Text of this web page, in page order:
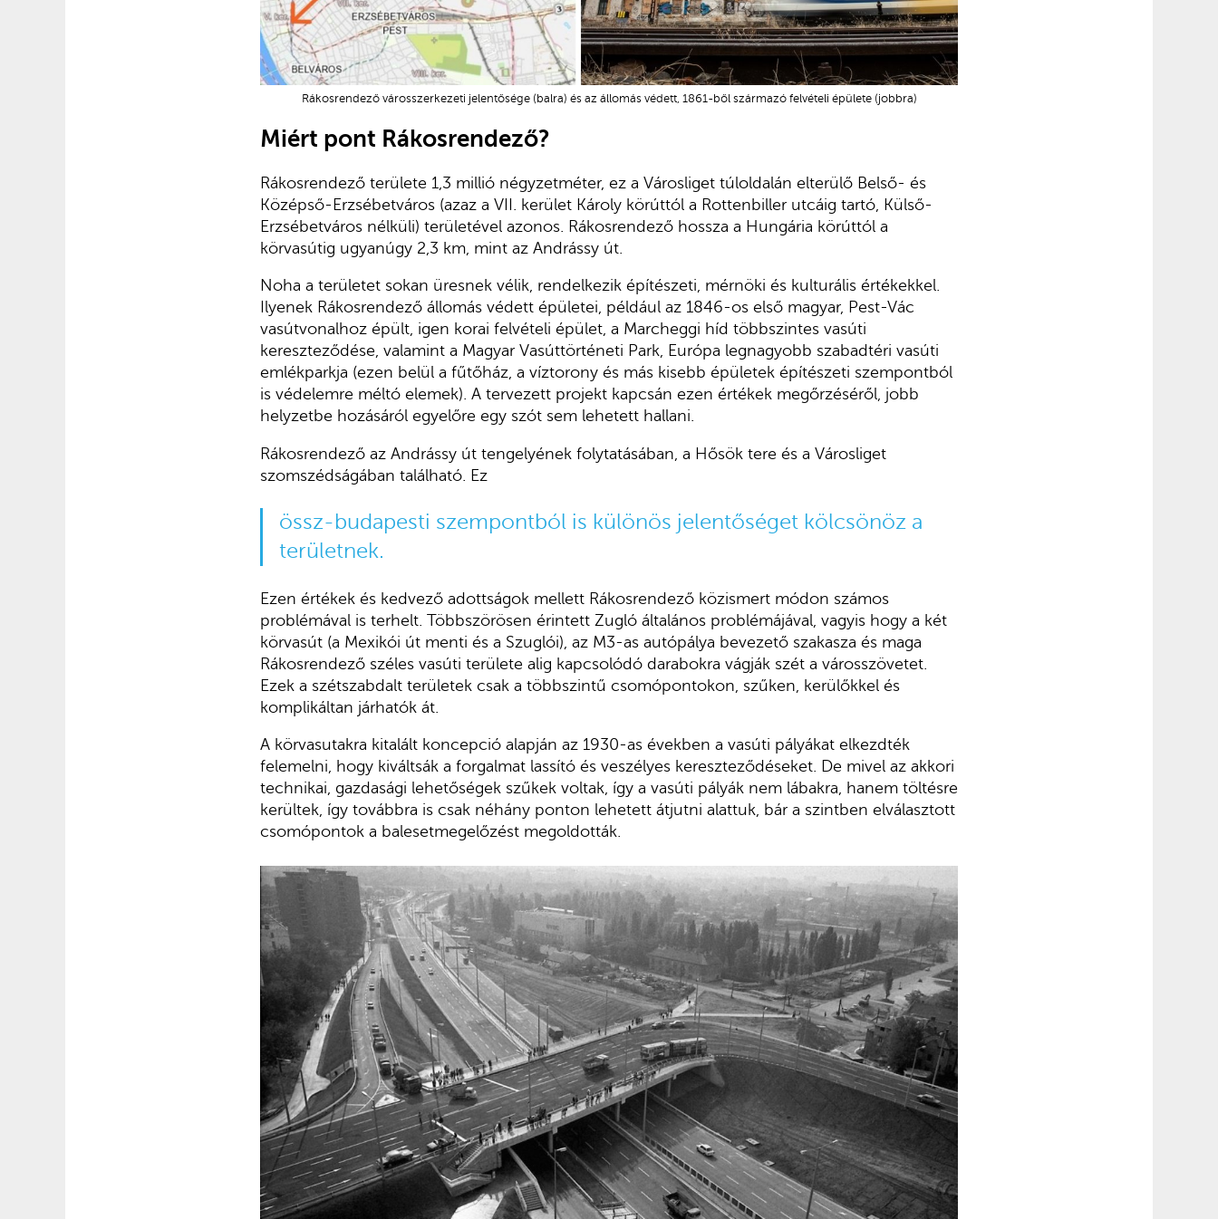
Rákosrendező városszerkezeti jelentősége (balra) és az állomás védett, 1861-ből származó felvételi épülete (jobbra)
Miért pont Rákosrendező?
Rákosrendező területe 1,3 millió négyzetméter, ez a Városliget túloldalán elterülő Belső- és
Középső-Erzsébetváros (azaz a VII. kerület Károly körúttól a Rottenbiller utcáig tartó, Külső-
Erzsébetváros nélküli) területével azonos. Rákosrendező hossza a Hungária körúttól a
körvasútig ugyanúgy 2,3 km, mint az Andrássy út.
Noha a területet sokan üresnek vélik, rendelkezik építészeti, mérnöki és kulturális értékekkel.
Ilyenek Rákosrendező állomás védett épületei, például az 1846-os első magyar, Pest-Vác
vasútvonalhoz épült, igen korai felvételi épület, a Marcheggi híd többszintes vasúti
kereszteződése, valamint a Magyar Vasúttörténeti Park, Európa legnagyobb szabadtéri vasúti
emlékparkja (ezen belül a fűtőház, a víztorony és más kisebb épületek építészeti szempontból
is védelemre méltó elemek). A tervezett projekt kapcsán ezen értékek megőrzéséről, jobb
helyzetbe hozásáról egyelőre egy szót sem lehetett hallani.
Rákosrendező az Andrássy út tengelyének folytatásában, a Hősök tere és a Városliget
szomszédságában található. Ez
össz-budapesti szempontból is különös jelentőséget kölcsönöz a
területnek.
Ezen értékek és kedvező adottságok mellett Rákosrendező közismert módon számos
problémával is terhelt. Többszörösen érintett Zugló általános problémájával, vagyis hogy a két
körvasút (a Mexikói út menti és a Szuglói), az M3-as autópálya bevezető szakasza és maga
Rákosrendező széles vasúti területe alig kapcsolódó darabokra vágják szét a városszövetet.
Ezek a szétszabdalt területek csak a többszintű csomópontokon, szűken, kerülőkkel és
komplikáltan járhatók át.
A körvasutakra kitalált koncepció alapján az 1930-as években a vasúti pályákat elkezdték
felemelni, hogy kiváltsák a forgalmat lassító és veszélyes kereszteződéseket. De mivel az akkori
technikai, gazdasági lehetőségek szűkek voltak, így a vasúti pályák nem lábakra, hanem töltésre
kerültek, így továbbra is csak néhány ponton lehetett átjutni alattuk, bár a szintben elválasztott
csomópontok a balesetmegelőzést megoldották.